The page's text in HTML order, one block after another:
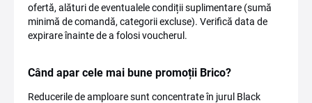
ofertă, alături de eventualele condiții suplimentare (sumă
minimă de comandă, categorii excluse). Verifică data de
expirare înainte de a folosi voucherul.
Când apar cele mai bune promoții Brico?
Reducerile de amploare sunt concentrate în jurul Black